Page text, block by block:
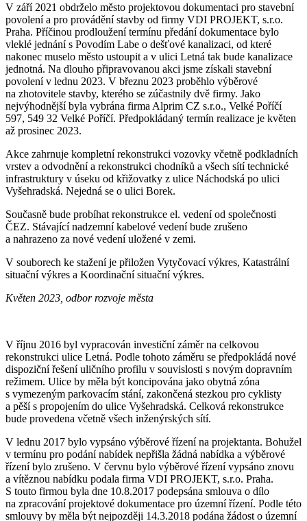
V září 2021 obdrželo město projektovou dokumentaci pro stavební
povolení a pro provádění stavby od firmy VDI PROJEKT, s.r.o.
Praha. Příčinou prodloužení termínu předání dokumentace bylo
vleklé jednání s Povodím Labe o dešťové kanalizaci, od které
nakonec muselo město ustoupit a v ulici Letná tak bude kanalizace
jednotná. Na dlouho připravovanou akci jsme získali stavební
povolení v lednu 2023. V březnu 2023 proběhlo výběrové
na zhotovitele stavby, kterého se zúčastnily dvě firmy. Jako
nejvýhodnější byla vybrána firma Alprim CZ s.r.o., Velké Poříčí
597, 549 32 Velké Poříčí. Předpokládaný termín realizace je květen
až prosinec 2023.
Akce zahrnuje kompletní rekonstrukci vozovky včetně podkladních
vrstev a odvodnění a rekonstrukci chodníků a všech sítí technické
infrastruktury v úseku od křižovatky z ulice Náchodská po ulici
Vyšehradská. Nejedná se o ulici Borek.
Současně bude probíhat rekonstrukce el. vedení od společnosti
ČEZ. Stávající nadzemní kabelové vedení bude zrušeno
a nahrazeno za nové vedení uložené v zemi.
V souborech ke stažení je přiložen Vytyčovací výkres, Katastrální
situační výkres a Koordinační situační výkres.
Květen 2023, odbor rozvoje města
V říjnu 2016 byl vypracován investiční záměr na celkovou
rekonstrukci ulice Letná. Podle tohoto záměru se předpokládá nové
dispoziční řešení uličního profilu v souvislosti s novým dopravním
režimem. Ulice by měla být koncipována jako obytná zóna
s vymezeným parkovacím stání, zakončená stezkou pro cyklisty
a pěší s propojením do ulice Vyšehradská. Celková rekonstrukce
bude provedena včetně všech inženýrských sítí.
V lednu 2017 bylo vypsáno výběrové řízení na projektanta. Bohužel
v termínu pro podání nabídek nepřišla žádná nabídka a výběrové
řízení bylo zrušeno. V červnu bylo výběrové řízení vypsáno znovu
a vítěznou nabídku podala firma VDI PROJEKT, s.r.o. Praha.
S touto firmou byla dne 10.8.2017 podepsána smlouva o dílo
na zpracování projektové dokumentace pro územní řízení. Podle této
smlouvy by měla být nejpozději 14.3.2018 podána žádost o územní